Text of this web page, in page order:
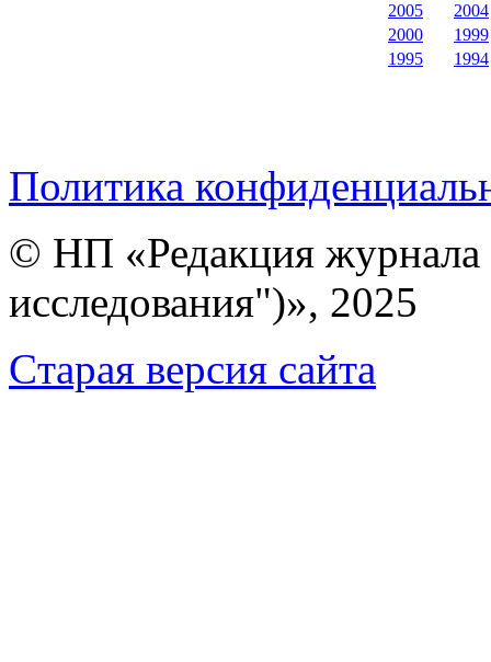
2005
2004
2000
1999
1995
1994
Политика
© НП «Редакция
исследования")», 2025
Cтарая версия сайта